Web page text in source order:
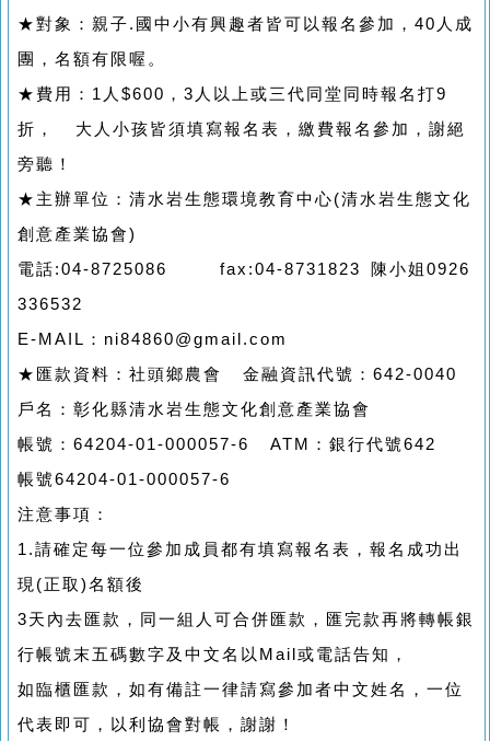
★對象：親子.國中小有興趣者皆可以報名參加，40人成
團，名額有限喔。
★費用：1人$600，3人以上或三代同堂同時報名打9
折， 大人小孩皆須填寫報名表，繳費報名參加，謝絕
旁聽！
★主辦單位：清水岩生態環境教育中心(清水岩生態文化
創意產業協會)
電話:04-8725086 fax:04-8731823 陳小姐0926
336532
E-MAIL：ni84860@gmail.com
★匯款資料：社頭鄉農會 金融資訊代號：642-0040
戶名：彰化縣清水岩生態文化創意產業協會
帳號：64204-01-000057-6 ATM：銀行代號642
帳號64204-01-000057-6
注意事項：
1.請確定每一位參加成員都有填寫報名表，報名成功出
現(正取)名額後
3天內去匯款，同一組人可合併匯款，匯完款再將轉帳銀
行帳號末五碼數字及中文名以Mail或電話告知，
如臨櫃匯款，如有備註一律請寫參加者中文姓名，一位
代表即可，以利協會對帳，謝謝！